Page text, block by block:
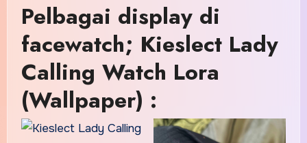
Pelbagai display di
facewatch; Kieslect Lady
Calling Watch Lora
(Wallpaper) :